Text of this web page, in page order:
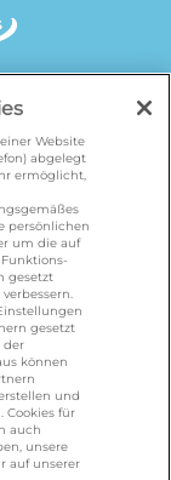
/
+49 (0)751
Website
abgelegt
ermöglicht,
persönlichen
um die auf
gesetzt
gesetzt
der
können
und
Cookies für
auch
unsere
auf unserer